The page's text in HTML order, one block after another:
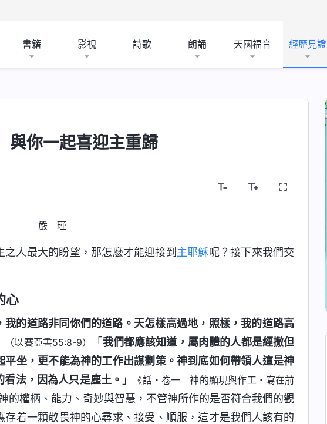
書籍 影視 詩歌 朗誦 天國福音 經歷見證
你一起喜迎主重歸
嚴 瑾
人最大的盼望，那怎麽才能迎接到 主耶穌呢？接下來我們交
心
我的道路非同你們的道路。天怎樣高過地，照樣，我的道路高
（以賽亞書55:8-9） 「 我們都應該知道，屬肉體的人都是經撒但
坐，更不能為神的工作出謀劃策。神到底如何帶領人這是神
法，因為人只是塵土。 」
《話・卷一 神的顯現與作工・寫在前
的權柄、能力、奇妙與智慧，不管神所作的是否符合我們的觀
着一顆敬畏神的心尋求、接受、順服，這才是我們人該有的